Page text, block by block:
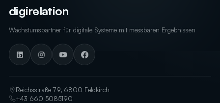
digirelation
Wachstumspartner für digitale Systeme mit messbaren Ergebnissen
Reichsstraße 79, 6800 Feldkirch
+43 660 5085190